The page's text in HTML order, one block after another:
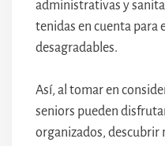
administrativas y
tenidas en cuenta para
desagradables.
Así, al tomar en
seniors pueden
organizados, descubrir